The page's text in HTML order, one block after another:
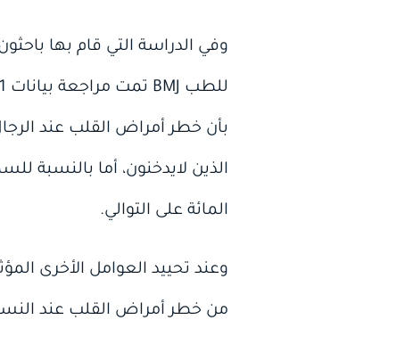
المائة على التوالي.
وعند تحييد العوامل الأخرى
من خطر أمراض القلب عند